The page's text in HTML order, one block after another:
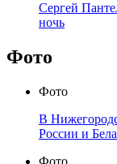
Сергей
ночь
Фото
Фото
В
России и